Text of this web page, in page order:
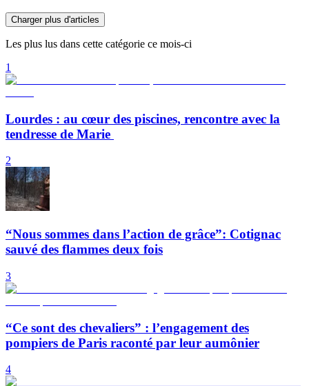
Charger plus d'articles
Les plus lus dans cette catégorie ce mois-ci
1
Lourdes : au cœur des piscines, rencontre avec la
tendresse de Marie
2
“Nous sommes dans l’action de grâce”: Cotignac
sauvé des flammes deux fois
3
“Ce sont des chevaliers” : l’engagement des
pompiers de Paris raconté par leur aumônier
4